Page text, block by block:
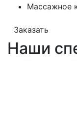
Массажное
Заказать
Наши